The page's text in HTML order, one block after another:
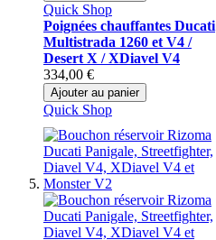
Quick Shop
Poignées chauffantes Ducati
Multistrada 1260 et V4 /
Desert X / XDiavel V4
334,00 €
Ajouter au panier
Quick Shop